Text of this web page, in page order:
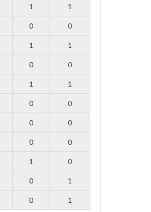
1 1
0 0
1 1
0 0
1 1
0 0
0 0
0 0
1 0
0 1
0 1